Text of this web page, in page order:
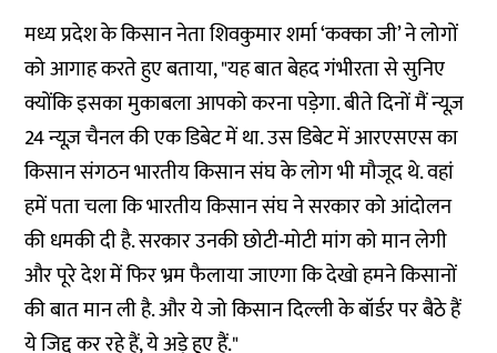
मध्य प्रदेश के किसान नेता शिवकुमार शर्मा ‘कक्का जी’ ने लोगों
को आगाह करते हुए बताया, "यह बात बेहद गंभीरता से सुनिए
क्योंकि इसका मुकाबला आपको करना पड़ेगा. बीते दिनों मैं न्यूज़
24 न्यूज़ चैनल की एक डिबेट में था. उस डिबेट में आरएसएस का
किसान संगठन भारतीय किसान संघ के लोग भी मौजूद थे. वहां
हमें पता चला कि भारतीय किसान संघ ने सरकार को आंदोलन
की धमकी दी है. सरकार उनकी छोटी-मोटी मांग को मान लेगी
और पूरे देश में फिर भ्रम फैलाया जाएगा कि देखो हमने किसानों
की बात मान ली है. और ये जो किसान दिल्ली के बॉर्डर पर बैठे हैं
ये जिद्द कर रहे हैं, ये अड़े हुए हैं."